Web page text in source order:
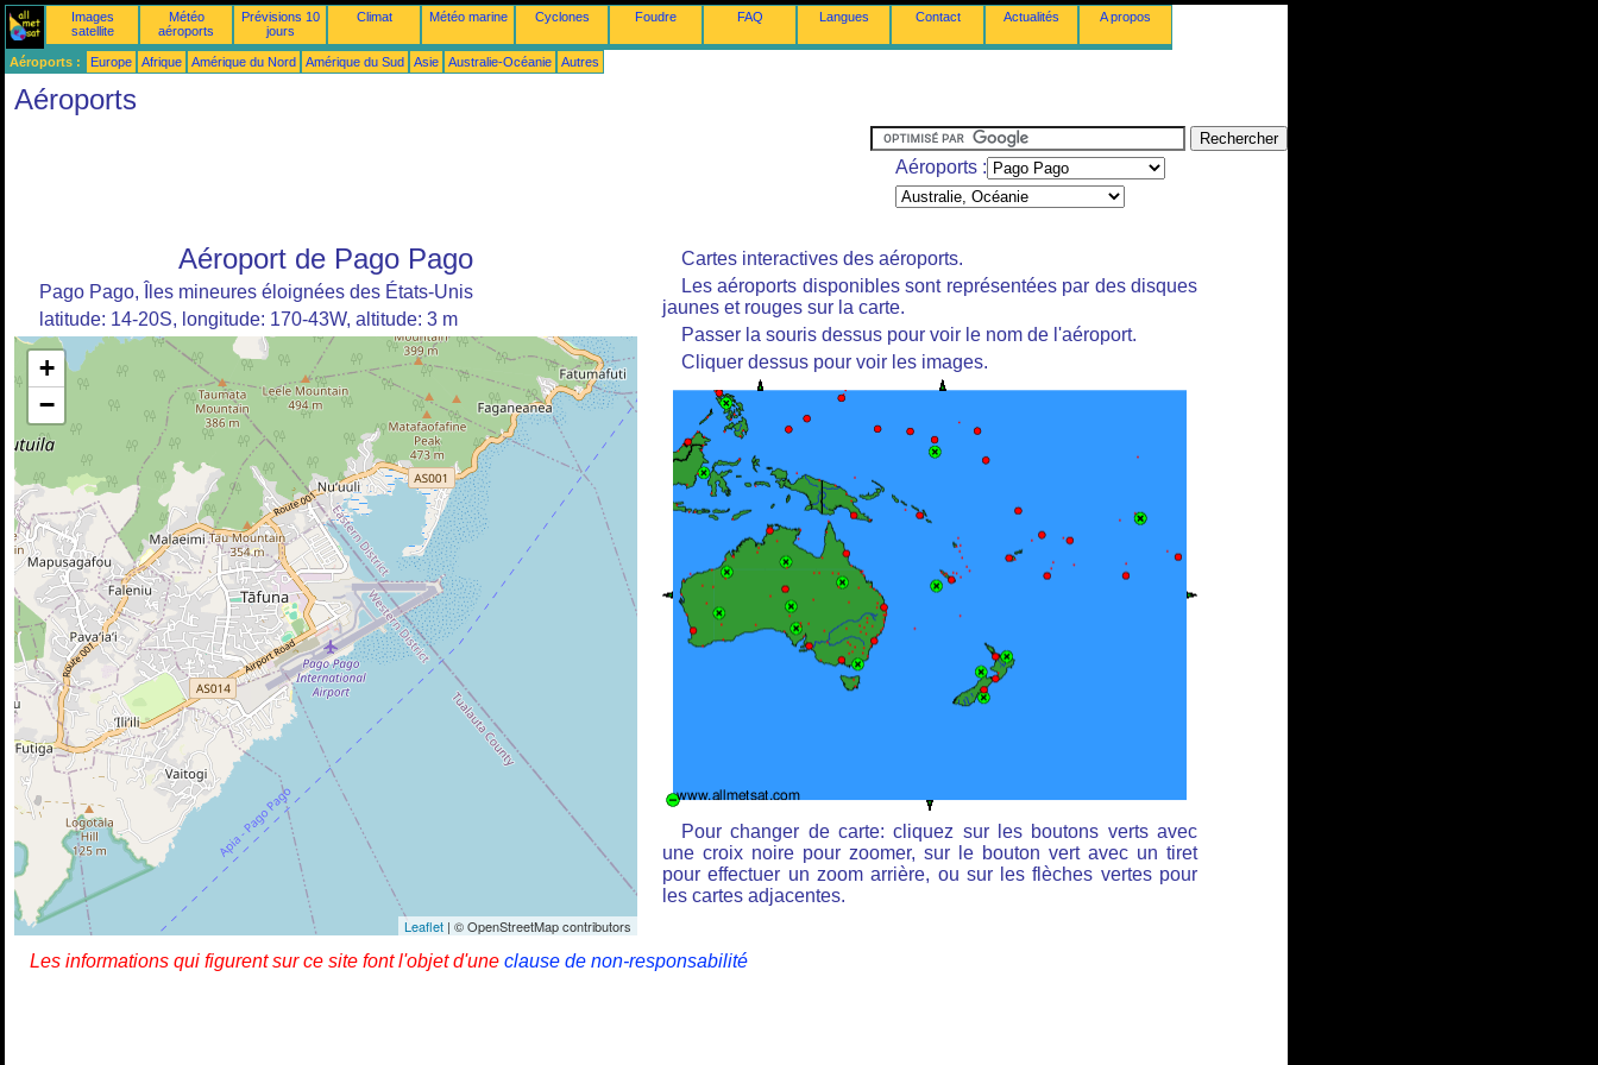
Images
satellite
Météo
aéroports
Prévisions 10
jours
Climat Météo marine Cyclones Foudre FAQ Langues Contact Actualités A propos
Aéroports : Europe Afrique Amérique du Nord Amérique du Sud Asie Australie-Océanie Autres
Aéroports
Aéroports :
Aéroport de Pago Pago
Pago Pago, Îles mineures éloignées des États-Unis
latitude: 14-20S, longitude: 170-43W, altitude: 3 m
+
−
Leaflet | © OpenStreetMap contributors
Cartes interactives des aéroports.
Les aéroports disponibles sont représentées par des disques
jaunes et rouges sur la carte.
Passer la souris dessus pour voir le nom de l'aéroport.
Cliquer dessus pour voir les images.
Pour changer de carte: cliquez sur les boutons verts avec
une croix noire pour zoomer, sur le bouton vert avec un tiret
pour effectuer un zoom arrière, ou sur les flèches vertes pour
les cartes adjacentes.
Les informations qui figurent sur ce site font l'objet d'une clause de non-responsabilité